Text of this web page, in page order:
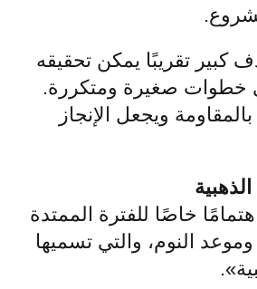
كبير تقريبًا يمكن تحقيقه
خطوات صغيرة ومتكررة.
ويجعل الإنجاز
خاصًا للفترة الممتدة
النوم، والتي تسميها